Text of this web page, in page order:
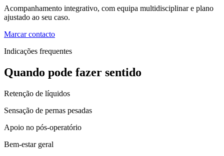
Acompanhamento integrativo, com equipa multidisciplinar e plano
ajustado ao seu caso.
Marcar contacto
Indicações frequentes
Quando pode fazer sentido
Retenção de líquidos
Sensação de pernas pesadas
Apoio no pós-operatório
Bem-estar geral